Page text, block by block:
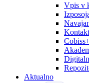
Vpis v
Kontakt
Aktualno